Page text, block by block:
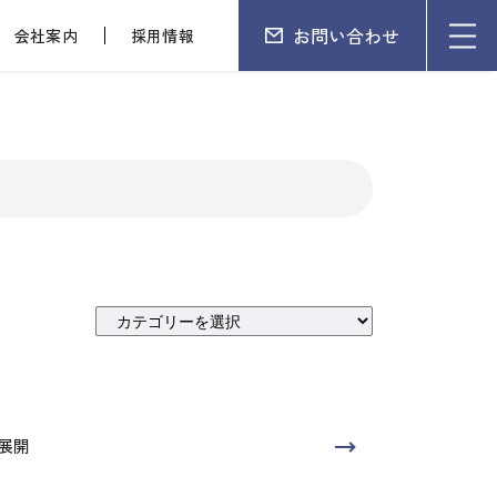
会社案内 採用情報 お問い合わせ
開